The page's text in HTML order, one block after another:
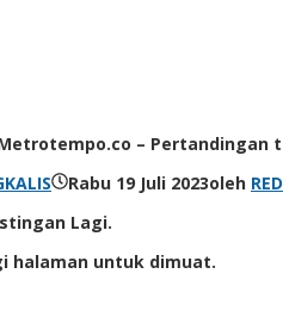
Metrotempo.co – Pertandingan
Rabu 19 Juli 2023oleh
Lagi.
halaman untuk dimuat.